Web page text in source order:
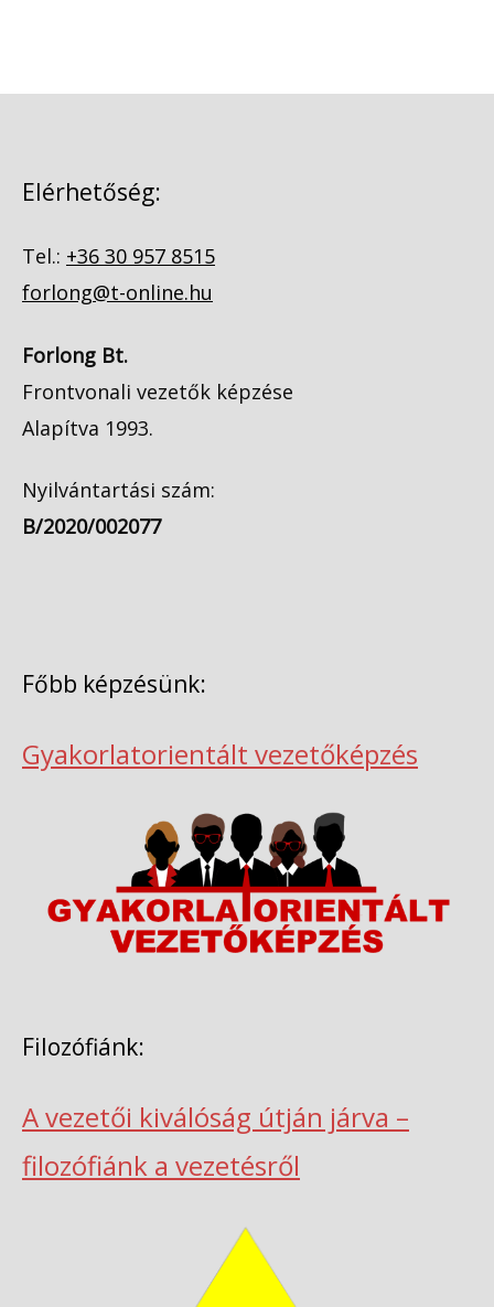
Elérhetőség:
Tel.: +36 30 957 8515
forlong@t-online.hu
Forlong Bt.
Frontvonali vezetők képzése
Alapítva 1993.
Nyilvántartási szám:
B/2020/002077
Főbb képzésünk:
Gyakorlatorientált vezetőképzés
Filozófiánk:
A vezetői kiválóság útján járva –
filozófiánk a vezetésről